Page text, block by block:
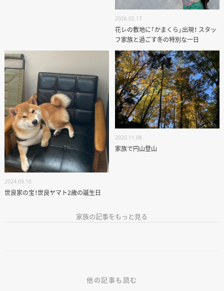
2026.02.17
花レの敷地に「かまくら」出現！ スタッ
フ家族と過ごす冬の特別な一日
2024.09.10
世良家の宝！世良ヤマト2歳の誕生日
2020.11.08
家族で円山登山
家族の記事をもっと見る
他の記事も読む